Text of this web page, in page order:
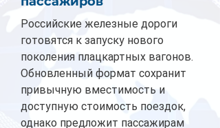
Российские железные дороги
готовятся к запуску нового
поколения плацкартных вагонов.
Обновленный формат сохранит
привычную вместимость и
доступную стоимость поездок,
однако предложит пассажирам